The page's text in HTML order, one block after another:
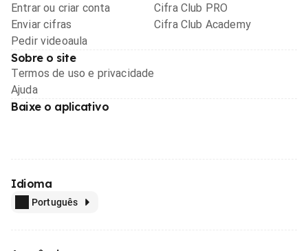
Entrar ou criar conta
Enviar cifras
Pedir videoaula
Cifra Club PRO
Cifra Club Academy
Sobre o site
Termos de uso e privacidade
Ajuda
Baixe o aplicativo
Idioma
Português